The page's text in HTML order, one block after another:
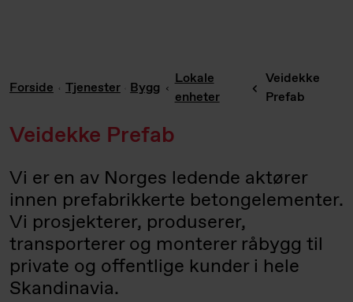
Forside Tjenester Bygg
Lokale
enheter
Veidekke
Prefab
Veidekke Prefab
Vi er en av Norges ledende aktører
innen prefabrikkerte betongelementer.
Vi prosjekterer, produserer,
transporterer og monterer råbygg til
private og offentlige kunder i hele
Skandinavia.